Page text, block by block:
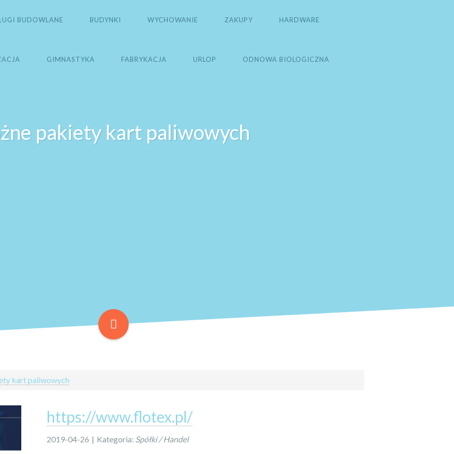
BUDOWLANE BUDYNKI WYCHOWANIE ZAKUPY HARDWARE
GIMNASTYKA FABRYKACJA URLOP ODNOWA BIOLOGICZNA
pakiety kart paliwowych
kart paliwowych
https://www.flotex.pl/
2019-04-26 | Kategoria: Spółki / Handel